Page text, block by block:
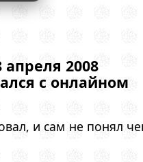
апреля 2008
с онлайном
и сам не понял